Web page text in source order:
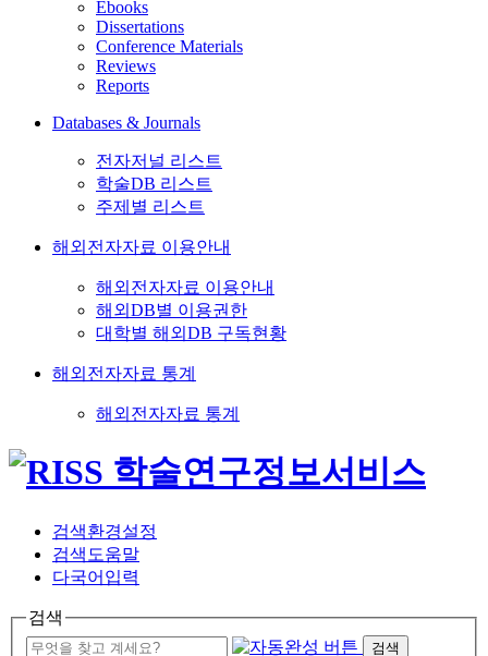
Ebooks
Dissertations
Conference Materials
Reviews
Reports
Databases & Journals
전자저널 리스트
학술DB 리스트
주제별 리스트
해외전자자료 이용안내
해외전자자료 이용안내
해외DB별 이용권한
대학별 해외DB 구독현황
해외전자자료 통계
해외전자자료 통계
검색환경설정
검색도움말
다국어입력
검색
검색